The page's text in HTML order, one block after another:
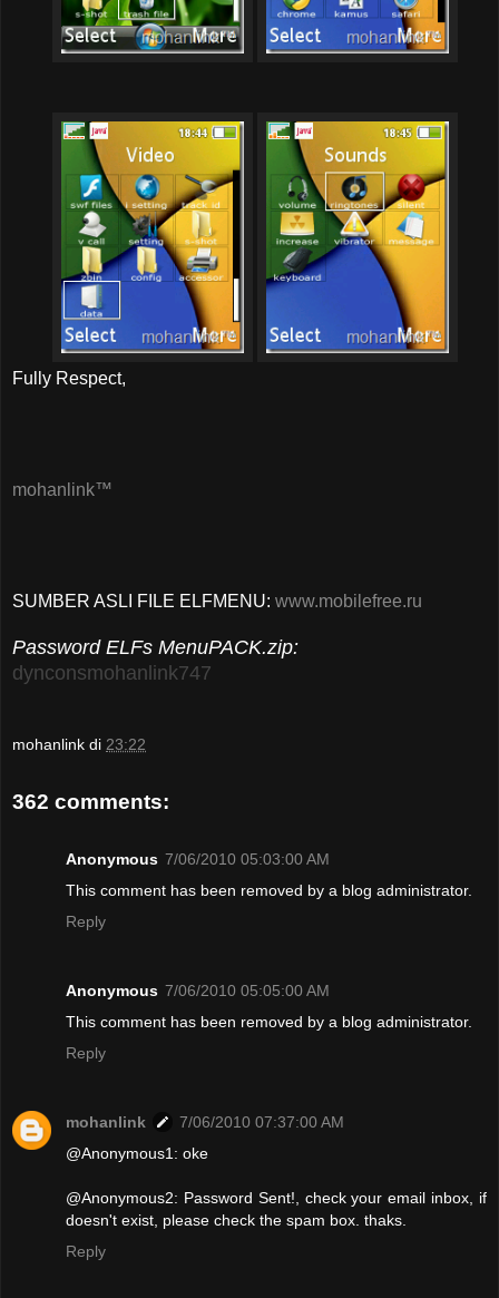
Fully Respect,
mohanlink™
SUMBER ASLI FILE ELFMENU: www.mobilefree.ru
Password ELFs MenuPACK.zip:
dynconsmohanlink747
mohanlink di 23:22
362 comments:
Anonymous 7/06/2010 05:03:00 AM
This comment has been removed by a blog administrator.
Reply
Anonymous 7/06/2010 05:05:00 AM
This comment has been removed by a blog administrator.
Reply
mohanlink
7/06/2010 07:37:00 AM
@Anonymous1: oke
@Anonymous2: Password Sent!, check your email inbox, if
doesn't exist, please check the spam box. thaks.
Reply